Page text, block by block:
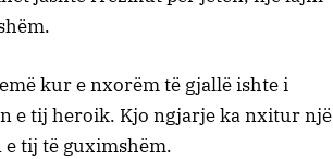
kur e nxorëm të gjallë ishte i
e tij heroik. Kjo ngjarje ka nxitur një
tij të guximshëm.